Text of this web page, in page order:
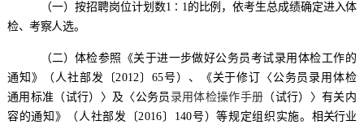
（一）按招聘岗位计划数1∶1的比例 ，依考生总成绩确定进入体
检、考察人选。
（二） 体检参照《关于进一步做好公务员考试录用体检工作的
通知》（人社部发〔2012 〕65号）、《关于修订〈公务员录用体检
通用标准 （试行） 〉及〈 公务员 录用体检操作手册 （试行）〉有关内
容的通知》（人社部发〔2016 〕 140号）等规定组织实施。 相关行业